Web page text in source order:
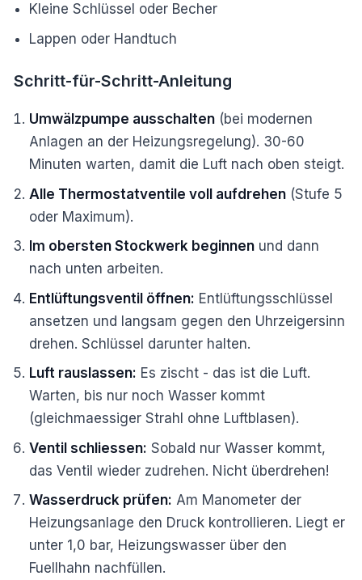
Kleine Schlüssel oder Becher
Lappen oder Handtuch
Schritt-für-Schritt-Anleitung
Umwälzpumpe ausschalten (bei modernen
Anlagen an der Heizungsregelung). 30-60
Minuten warten, damit die Luft nach oben steigt.
Alle Thermostatventile voll aufdrehen (Stufe 5
oder Maximum).
Im obersten Stockwerk beginnen und dann
nach unten arbeiten.
Entlüftungsventil öffnen: Entlüftungsschlüssel
ansetzen und langsam gegen den Uhrzeigersinn
drehen. Schlüssel darunter halten.
Luft rauslassen: Es zischt - das ist die Luft.
Warten, bis nur noch Wasser kommt
(gleichmaessiger Strahl ohne Luftblasen).
Ventil schliessen: Sobald nur Wasser kommt,
das Ventil wieder zudrehen. Nicht überdrehen!
Wasserdruck prüfen: Am Manometer der
Heizungsanlage den Druck kontrollieren. Liegt er
unter 1,0 bar, Heizungswasser über den
Fuellhahn nachfüllen.